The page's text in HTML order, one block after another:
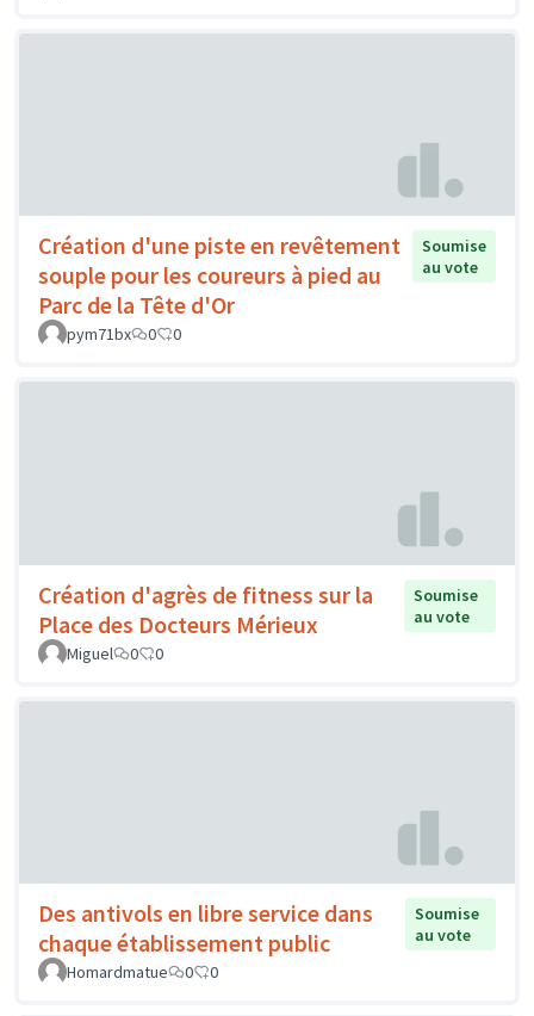
Création d'une piste en revêtement
souple pour les coureurs à pied au
Parc de la Tête d'Or
Soumise
au vote
pym71bx 0 0
Création d'agrès de fitness sur la
Place des Docteurs Mérieux
Soumise
au vote
Miguel
0 0
Des antivols en libre service dans
chaque établissement public
Soumise
au vote
Homardmatue
0 0